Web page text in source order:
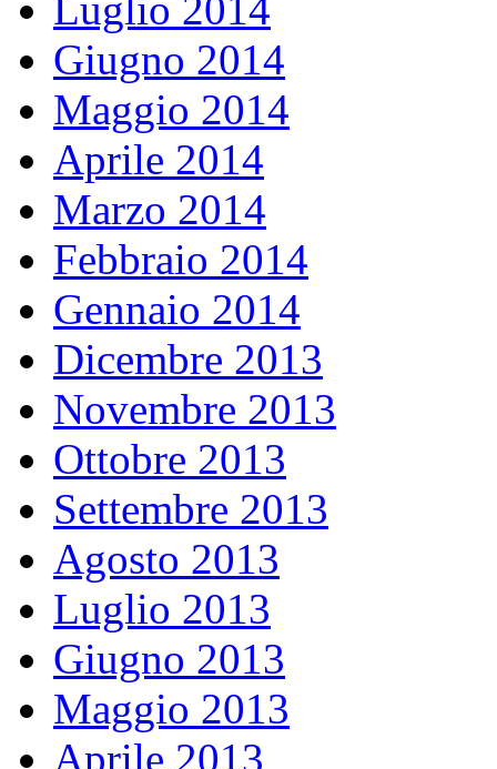
Giugno 2014
Maggio 2014
Aprile 2014
Marzo 2014
Febbraio 2014
Gennaio 2014
Dicembre 2013
Novembre 2013
Ottobre 2013
Settembre 2013
Agosto 2013
Luglio 2013
Giugno 2013
Maggio 2013
Aprile 2013